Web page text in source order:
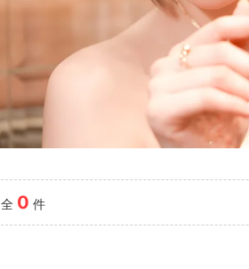
華咲 かのん- KANON HANASAKI
全 0 件